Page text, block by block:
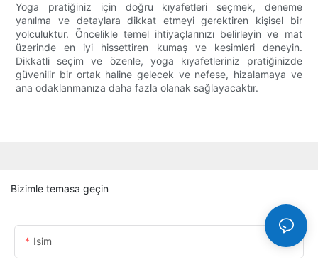
Yoga pratiğiniz için doğru kıyafetleri seçmek, deneme
yanılma ve detaylara dikkat etmeyi gerektiren kişisel bir
yolculuktur. Öncelikle temel ihtiyaçlarınızı belirleyin ve mat
üzerinde en iyi hissettiren kumaş ve kesimleri deneyin.
Dikkatli seçim ve özenle, yoga kıyafetleriniz pratiğinizde
güvenilir bir ortak haline gelecek ve nefese, hizalamaya ve
ana odaklanmanıza daha fazla olanak sağlayacaktır.
Bizimle temasa geçin
Isim